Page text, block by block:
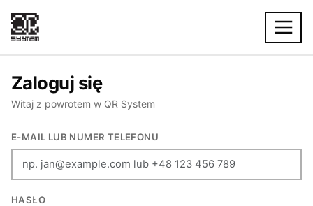
Zaloguj się
Witaj z powrotem w QR System
E-MAIL LUB NUMER TELEFONU
HASŁO